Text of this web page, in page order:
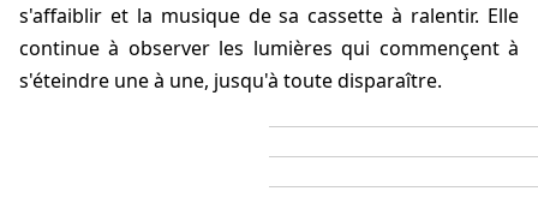
s'affaiblir et la musique de sa cassette à ralentir. Elle
continue à observer les lumières qui commençent à
s'éteindre une à une, jusqu'à toute disparaître.